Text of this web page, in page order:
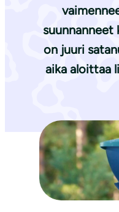
suunnanneet
on juuri
aika aloittaa